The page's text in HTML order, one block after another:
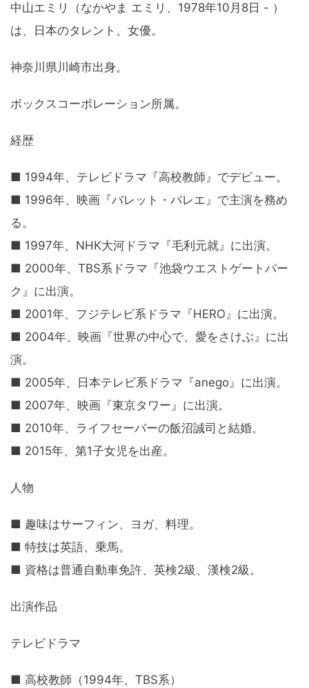
中山エミリ（なかやま エミリ、1978年10月8日 - ）
は、日本のタレント、女優。
神奈川県川崎市出身。
ボックスコーポレーション所属。
経歴
■ 1994年、テレビドラマ『高校教師』でデビュー。
■ 1996年、映画『バレット・バレエ』で主演を務め
る。
■ 1997年、NHK大河ドラマ『毛利元就』に出演。
■ 2000年、TBS系ドラマ『池袋ウエストゲートパー
ク』に出演。
■ 2001年、フジテレビ系ドラマ『HERO』に出演。
■ 2004年、映画『世界の中心で、愛をさけぶ』に出
演。
■ 2005年、日本テレビ系ドラマ『anego』に出演。
■ 2007年、映画『東京タワー』に出演。
■ 2010年、ライフセーバーの飯沼誠司と結婚。
■ 2015年、第1子女児を出産。
人物
■ 趣味はサーフィン、ヨガ、料理。
■ 特技は英語、乗馬。
■ 資格は普通自動車免許、英検2級、漢検2級。
出演作品
テレビドラマ
■ 高校教師（1994年、TBS系）